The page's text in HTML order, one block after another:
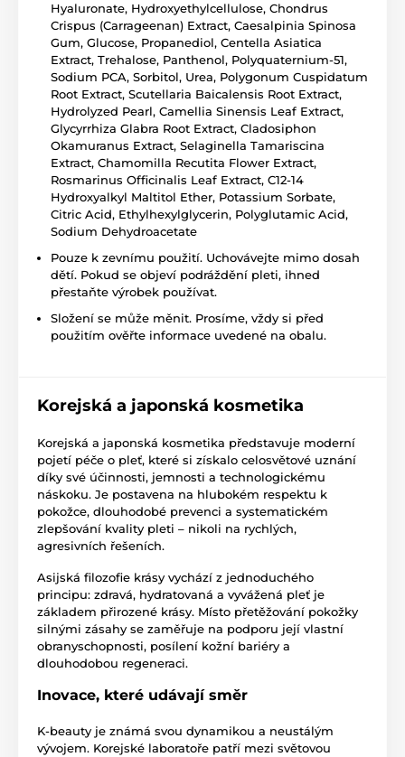
Hyaluronate, Hydroxyethylcellulose, Chondrus
Crispus (Carrageenan) Extract, Caesalpinia Spinosa
Gum, Glucose, Propanediol, Centella Asiatica
Extract, Trehalose, Panthenol, Polyquaternium-51,
Sodium PCA, Sorbitol, Urea, Polygonum Cuspidatum
Root Extract, Scutellaria Baicalensis Root Extract,
Hydrolyzed Pearl, Camellia Sinensis Leaf Extract,
Glycyrrhiza Glabra Root Extract, Cladosiphon
Okamuranus Extract, Selaginella Tamariscina
Extract, Chamomilla Recutita Flower Extract,
Rosmarinus Officinalis Leaf Extract, C12-14
Hydroxyalkyl Maltitol Ether, Potassium Sorbate,
Citric Acid, Ethylhexylglycerin, Polyglutamic Acid,
Sodium Dehydroacetate
Pouze k zevnímu použití. Uchovávejte mimo dosah
dětí. Pokud se objeví podráždění pleti, ihned
přestaňte výrobek používat.
Složení se může měnit. Prosíme, vždy si před
použitím ověřte informace uvedené na obalu.
Korejská a japonská kosmetika
Korejská a japonská kosmetika představuje moderní
pojetí péče o pleť, které si získalo celosvětové uznání
díky své účinnosti, jemnosti a technologickému
náskoku. Je postavena na hlubokém respektu k
pokožce, dlouhodobé prevenci a systematickém
zlepšování kvality pleti – nikoli na rychlých,
agresivních řešeních.
Asijská filozofie krásy vychází z jednoduchého
principu: zdravá, hydratovaná a vyvážená pleť je
základem přirozené krásy. Místo přetěžování pokožky
silnými zásahy se zaměřuje na podporu její vlastní
obranyschopnosti, posílení kožní bariéry a
dlouhodobou regeneraci.
Inovace, které udávají směr
K-beauty je známá svou dynamikou a neustálým
vývojem. Korejské laboratoře patří mezi světovou